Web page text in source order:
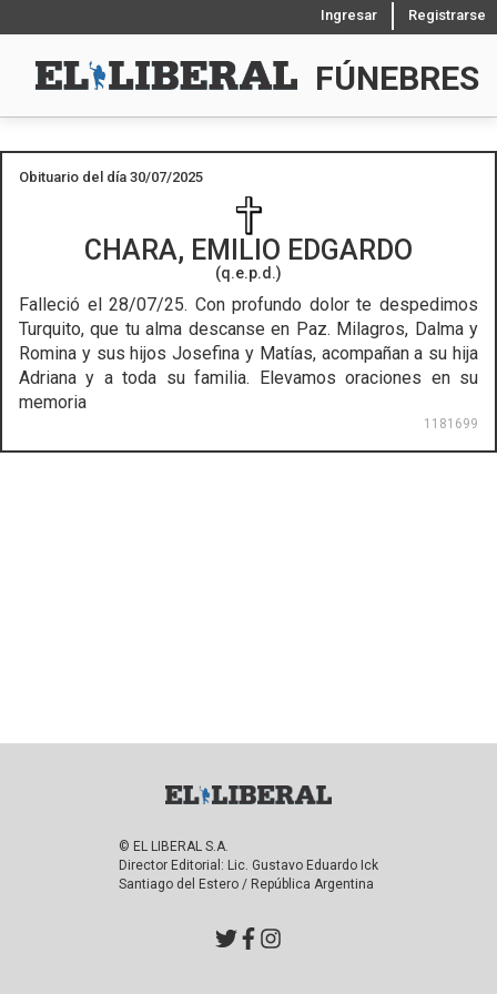
Ingresar Registrarse
FÚNEBRES
Obituario del día 30/07/2025
CHARA, EMILIO EDGARDO
(q.e.p.d.)
Falleció el 28/07/25. Con profundo dolor te despedimos
Turquito, que tu alma descanse en Paz. Milagros, Dalma y
Romina y sus hijos Josefina y Matías, acompañan a su hija
Adriana y a toda su familia. Elevamos oraciones en su
memoria
1181699
© EL LIBERAL S.A.
Director Editorial: Lic. Gustavo Eduardo Ick
Santiago del Estero / República Argentina